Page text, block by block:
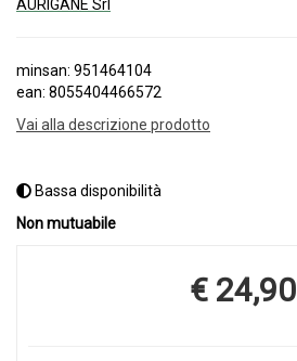
AURIGANE Srl
minsan: 951464104
ean: 8055404466572
Vai alla descrizione prodotto
Bassa disponibilità
Non mutuabile
Prezzo
€ 24,90